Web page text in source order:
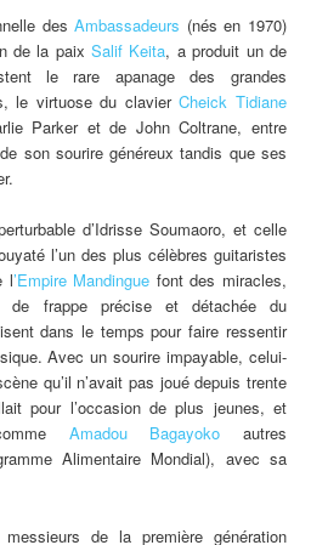
des Ambassadeurs (nés en 1970)
de la paixSalif Keita, a produit un de
le rare apanage des grandes
le virtuose du clavierCheick Tidiane
Parker et de John Coltrane, entre
son sourire généreux tandis que ses
d’Idrisse Soumaoro, et celle
l’un des plus célèbres guitaristes
l’Empire Mandingue font des miracles,
de frappe précise et détachée du
dans le temps pour faire ressentir
Avec un sourire impayable, celui-
qu’il n’avait pas joué depuis trente
pour l’occasion de plus jeunes, et
Amadou Bagayoko autres
Alimentaire Mondial), avec sa
de la première génération